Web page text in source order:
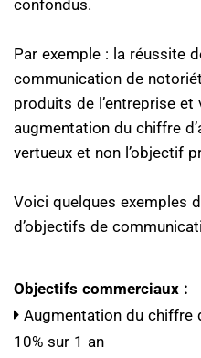
confondus.
Par exemple : la réussite
communication de
produits de l’entreprise et
augmentation du chiffre
vertueux et non l’objectif
Voici quelques exemples
d’objectifs de
Objectifs commerciaux :
Augmentation du chiffre
10% sur 1 an